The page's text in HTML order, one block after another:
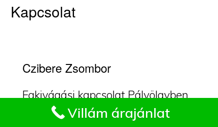
Kapcsolat
Czibere Zsombor
Fakivágási kapcsolat Pálvölgyben.
Villám árajánlat